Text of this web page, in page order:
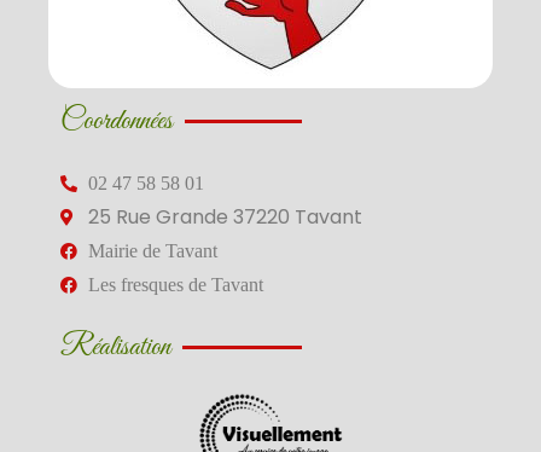
Coordonnées
02 47 58 58 01
25 Rue Grande 37220 Tavant
Mairie de Tavant
Les fresques de Tavant
Réalisation